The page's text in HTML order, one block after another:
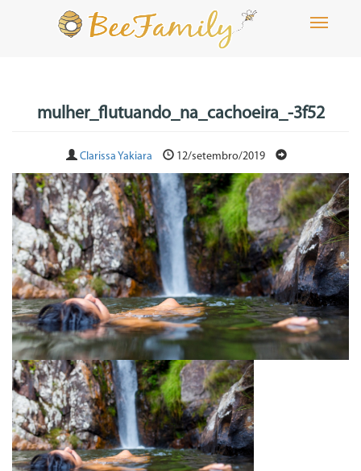
Toggle
mulher_flutuando_na_cachoeira_-3f52
Clarissa Yakiara 12/setembro/2019